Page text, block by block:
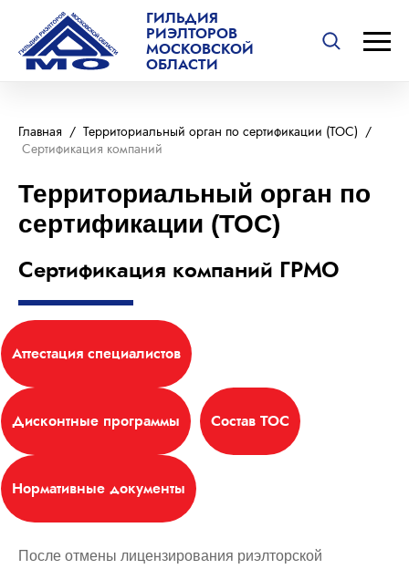
ГИЛЬДИЯ
РИЭЛТОРОВ
МОСКОВСКОЙ
ОБЛАСТИ
Главная / Территориальный орган по сертификации (ТОС) /
Сертификация компаний
Территориальный орган по
сертификации (ТОС)
Сертификация компаний ГРМО
Аттестация специалистов
Дисконтные программы Состав ТОС
Нормативные документы
После отмены лицензирования риэлторской